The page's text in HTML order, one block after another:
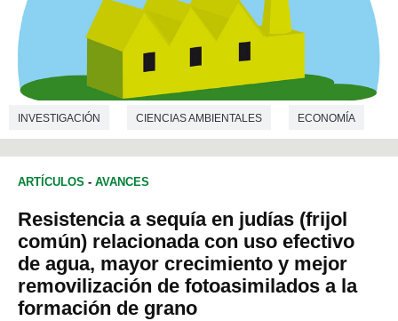
INVESTIGACIÓN CIENCIAS AMBIENTALES ECONOMÍA
ARTÍCULOS - AVANCES
Resistencia a sequía en judías (frijol
común) relacionada con uso efectivo
de agua, mayor crecimiento y mejor
removilización de fotoasimilados a la
formación de grano